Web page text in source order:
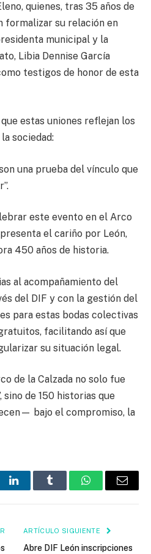
quienes, tras 35 años de
formalizar su relación en
municipal y la
Libia Dennise García
testigos de honor de esta
estas uniones reflejan los
sociedad:
una prueba del vínculo que
este evento en el Arco
el cariño por León,
450 años de historia.
al acompañamiento del
del DIF y con la gestión del
para estas bodas colectivas
facilitando así que
su situación legal.
de la Calzada no solo fue
sino de 150 historias que
bajo el compromiso, la
LinkedInTumblr WhatsAppEmail
ARTÍCULO SIGUIENTE
Abre DIF León inscripciones